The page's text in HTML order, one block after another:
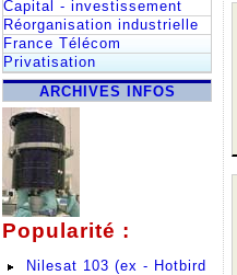
Capital - investissement
Réorganisation industrielle
France Télécom
Privatisation
ARCHIVES INFOS
Popularité :
Nilesat 103 (ex - Hotbird